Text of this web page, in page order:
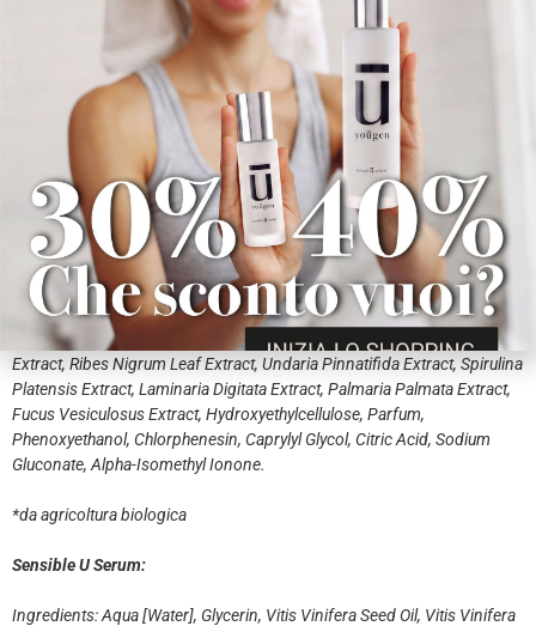
Ingredients: Aqua [Water], Ethylhexyl Stearate, Glyceryl Stearate,
Glycerin, Squalane, Panthenol, Vitis Vinifera Seed Oil, Oenothera Biennis
Oil, Linum Usitatissimum Seed Oil, Decyl Glucoside, Ceteareth-20,
Ceteareth-12, Cetearyl Alcohol, Cetyl Palmitate, Bisabolol, Carbomer,
Xanthan Gum, Parfum [Fragrance], Caprylyl Glycol, Chlorphenesin,
Phenoxyethanol, Sodium Gluconate, Sodium Hydroxide, Alpha –
Isomethyl Ionone.
*da agricoltura biologica
Essential U Face Toner:
Ingredients: Aqua [Water], Glycerin, Polysorbate 20, Erythritol, Vitis
Vinifera Leaf Extract*, Rubus Idaeus Leaf Extract, Punica Granatum
Extract, Ribes Nigrum Leaf Extract, Undaria Pinnatifida Extract, Spirulina
Platensis Extract, Laminaria Digitata Extract, Palmaria Palmata Extract,
Fucus Vesiculosus Extract, Hydroxyethylcellulose, Parfum,
Phenoxyethanol, Chlorphenesin, Caprylyl Glycol, Citric Acid, Sodium
Gluconate, Alpha-Isomethyl Ionone.
*da agricoltura biologica
Sensible U Serum:
Ingredients: Aqua [Water], Glycerin, Vitis Vinifera Seed Oil, Vitis Vinifera